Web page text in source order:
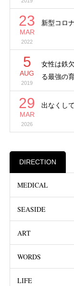
23
MAR
2022
新型コロ
5
AUG
2019
女性は鉄
る最強の
29
MAR
2026
出なくし
DIRECTION
MEDICAL
SEASIDE
ART
WORDS
LIFE